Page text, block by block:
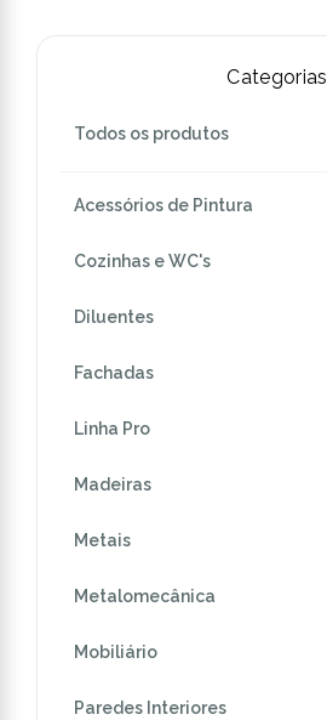
Categorias
Todos os produtos
Acessórios de Pintura
Cozinhas e WC's
Diluentes
Fachadas
Linha Pro
Madeiras
Metais
Metalomecânica
Mobiliário
Paredes Interiores